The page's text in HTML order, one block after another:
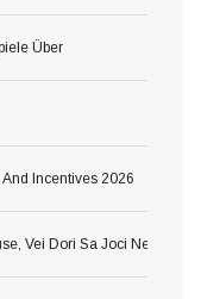
Über
Incentives 2026
Vei Dori Sa Joci